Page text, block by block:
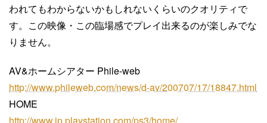
われてもわからないかもしれないくらいのクオリティで
す。この映像・この臨場感でプレイ出来るのが楽しみでな
りません。
AV&ホームシアター Phile-web
http://www.phileweb.com/news/d-av/200707/17/18847.html
HOME